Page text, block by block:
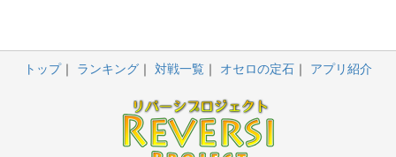
トップ ランキング 対戦一覧 オセロの定石 アプリ紹介